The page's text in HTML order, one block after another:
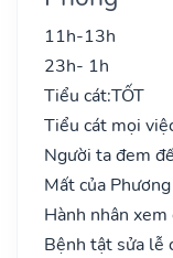
11h-13h
23h- 1h
Tiểu cát:TỐT
Tiểu cát mọi
Người ta đem
Mất của
Hành nhân
Bệnh tật sửa lễ